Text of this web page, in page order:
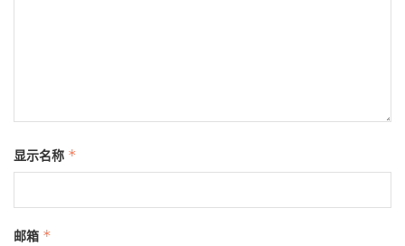
显示名称 *
邮箱 *